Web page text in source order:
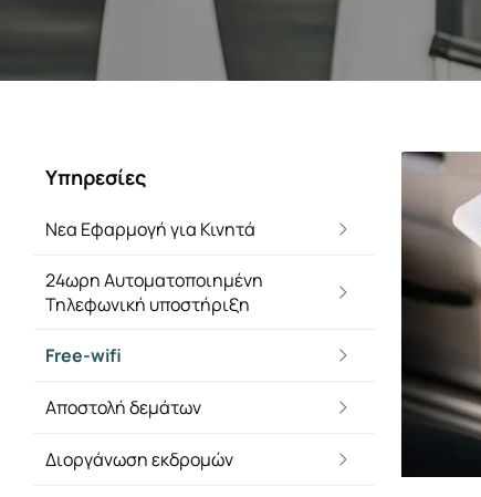
Υπηρεσίες
Νεα Εφαρμογή για Κινητά
24ωρη Αυτοματοποιημένη
Τηλεφωνική υποστήριξη
Free-wifi
Αποστολή δεμάτων
Διοργάνωση εκδρομών